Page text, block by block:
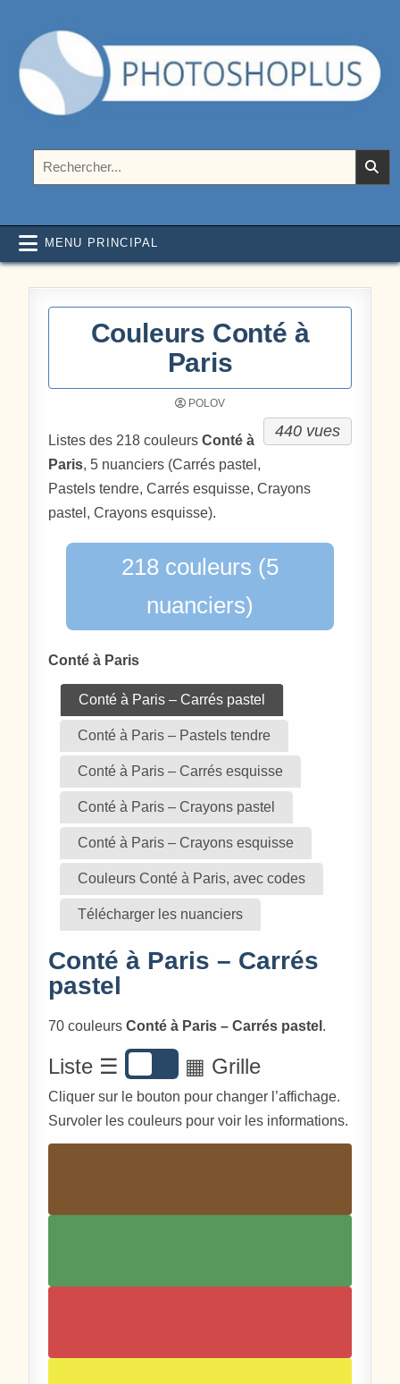
Photoshoplus
MENU PRINCIPAL
Couleurs Conté à
Paris
POLOV
440 vues
Listes des 218 couleursConté à
Paris, 5 nuanciers (Carrés pastel,
Pastels tendre, Carrés esquisse, Crayons
pastel, Crayons esquisse).
218 couleurs (5
nuanciers)
Conté à Paris
Conté à Paris – Carrés pastel
Conté à Paris – Pastels tendre
Conté à Paris – Carrés esquisse
Conté à Paris – Crayons pastel
Conté à Paris – Crayons esquisse
Couleurs Conté à Paris, avec codes
Télécharger les nuanciers
Conté à Paris – Carrés
pastel
70 couleursConté à Paris – Carrés pastel .
Liste ☰ ▦ Grille
Cliquer sur le bouton pour changer l’affichage.
Survoler les couleurs pour voir les informations.